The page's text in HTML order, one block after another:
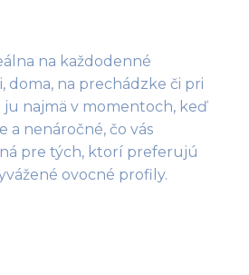
na každodenné
doma, na prechádzke či pri
najmä v momentoch, keď
a nenáročné, čo vás
pre tých, ktorí preferujú
ovocné profily.